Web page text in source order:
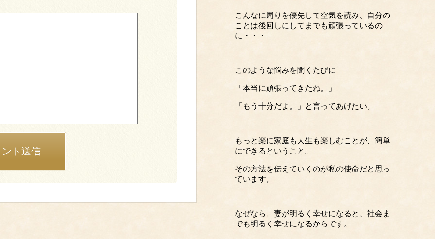
ト送信
こんなに周りを優先して空気を読み、自分の
ことは後回しにしてまでも頑張っているの
に・・・
このような悩みを聞くたびに
「本当に頑張ってきたね。」
「もう十分だよ。」と言ってあげたい。
もっと楽に家庭も人生も楽しむことが、簡単
にできるということ。
その方法を伝えていくのが私の使命だと思っ
ています。
なぜなら、妻が明るく幸せになると、社会ま
でも明るく幸せになるからです。